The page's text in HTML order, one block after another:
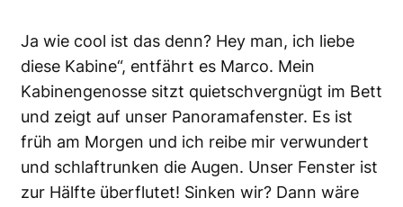
Ja wie cool ist das denn? Hey man, ich liebe
diese Kabine“, entfährt es Marco. Mein
Kabinengenosse sitzt quietschvergnügt im Bett
und zeigt auf unser Panoramafenster. Es ist
früh am Morgen und ich reibe mir verwundert
und schlaftrunken die Augen. Unser Fenster ist
zur Hälfte überflutet! Sinken wir? Dann wäre